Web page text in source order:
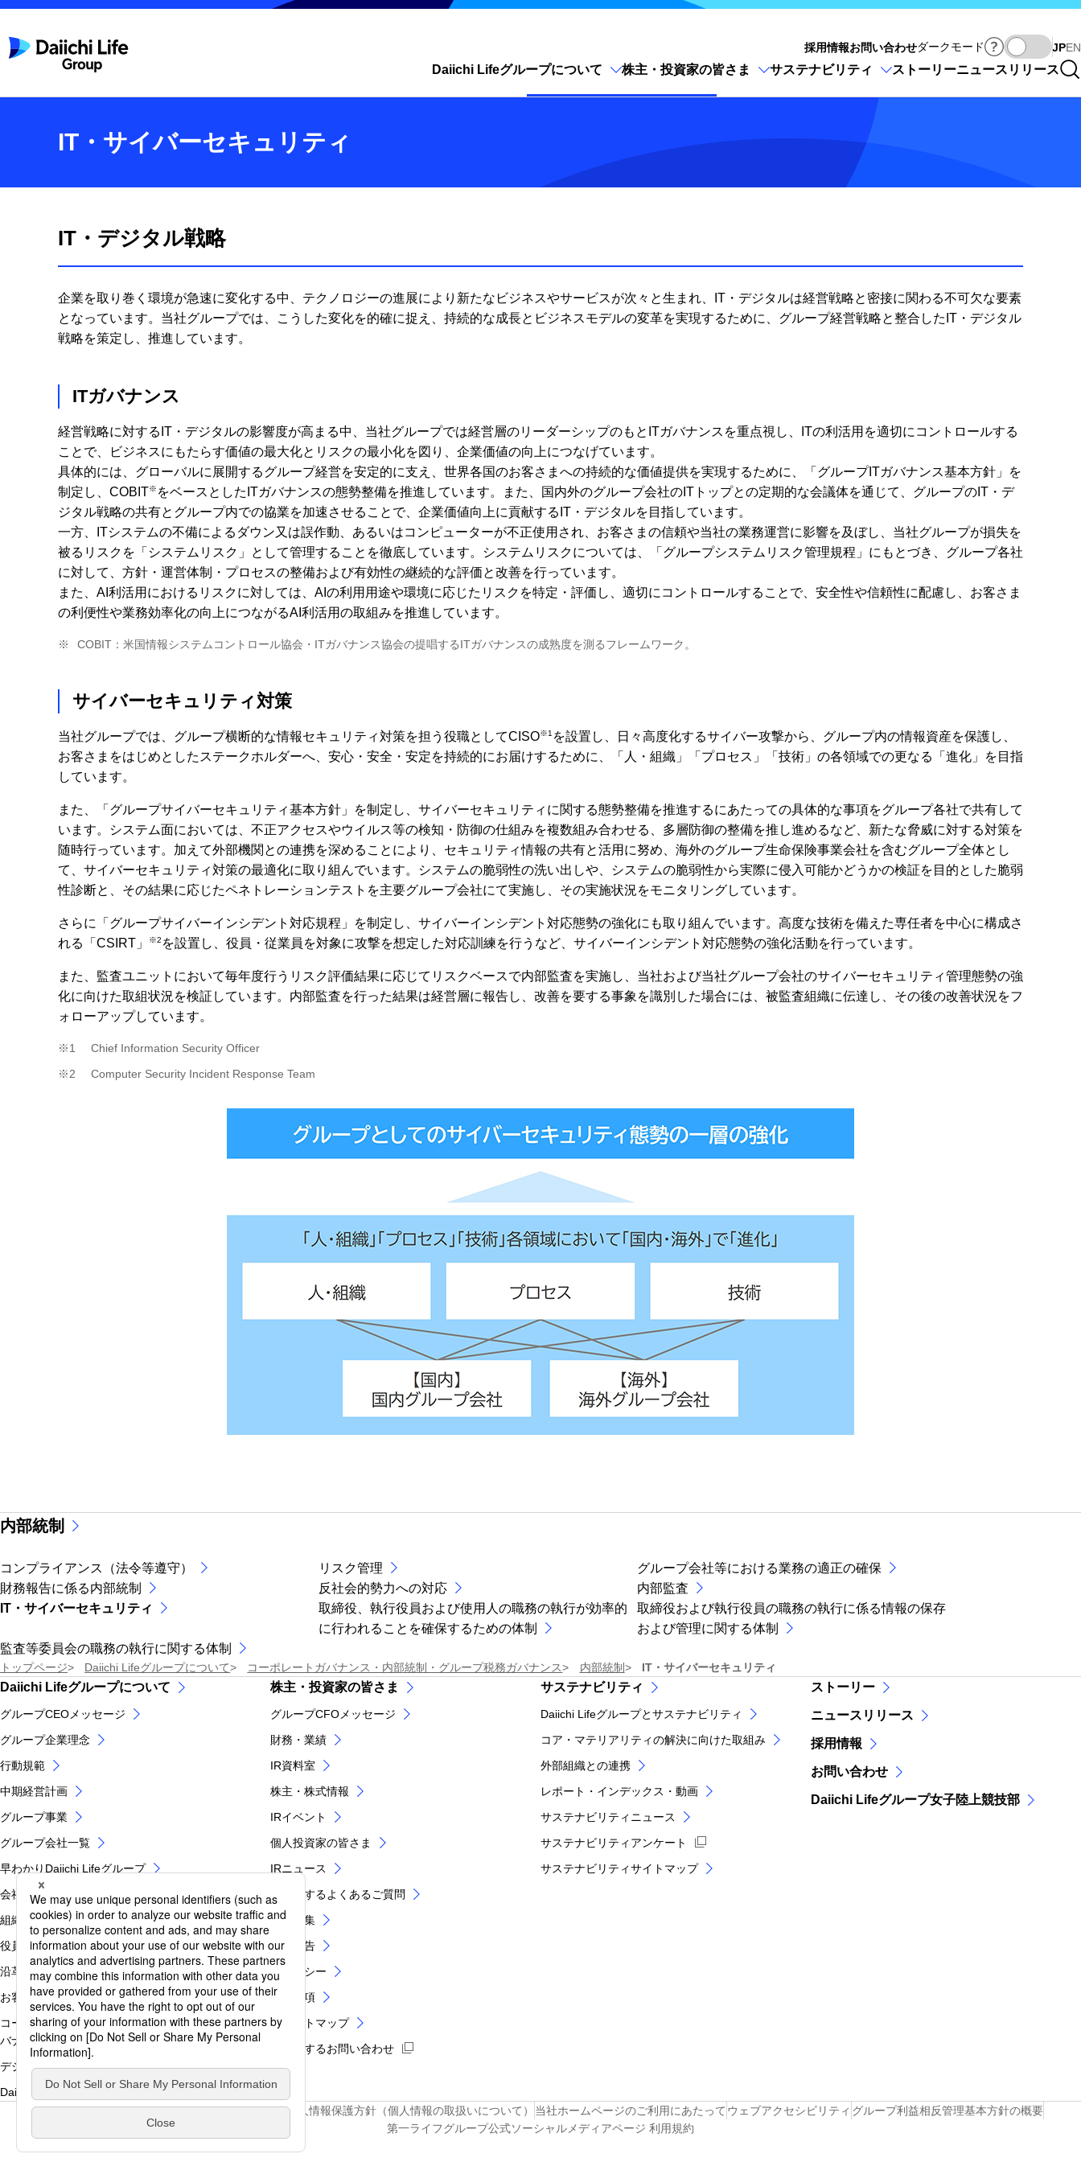
採用情報お問い合わせダークモード JPEN
Daiichi Lifeグループについて 株主・投資家の皆さま サステナビリティ ストーリーニュースリリース
サイト内検索を開く
IT・サイバーセキュリティ
IT・デジタル戦略
企業を取り巻く環境が急速に変化する中、テクノロジーの進展により新たなビジネスやサービスが次々と生まれ、IT・デジタルは経営戦略と密接に関わる不可欠な要素
となっています。当社グループでは、こうした変化を的確に捉え、持続的な成長とビジネスモデルの変革を実現するために、グループ経営戦略と整合したIT・デジタル
戦略を策定し、推進しています。
ITガバナンス
経営戦略に対するIT・デジタルの影響度が高まる中、当社グループでは経営層のリーダーシップのもとITガバナンスを重点視し、ITの利活用を適切にコントロールする
ことで、ビジネスにもたらす価値の最大化とリスクの最小化を図り、企業価値の向上につなげています。
具体的には、グローバルに展開するグループ経営を安定的に支え、世界各国のお客さまへの持続的な価値提供を実現するために、「グループITガバナンス基本方針」を
制定し、COBIT※ をベースとしたITガバナンスの態勢整備を推進しています。また、国内外のグループ会社のITトップとの定期的な会議体を通じて、グループのIT・デ
ジタル戦略の共有とグループ内での協業を加速させることで、企業価値向上に貢献するIT・デジタルを目指しています。
一方、ITシステムの不備によるダウン又は誤作動、あるいはコンピューターが不正使用され、お客さまの信頼や当社の業務運営に影響を及ぼし、当社グループが損失を
被るリスクを「システムリスク」として管理することを徹底しています。システムリスクについては、「グループシステムリスク管理規程」にもとづき、グループ各社
に対して、方針・運営体制・プロセスの整備および有効性の継続的な評価と改善を行っています。
また、AI利活用におけるリスクに対しては、AIの利用用途や環境に応じたリスクを特定・評価し、適切にコントロールすることで、安全性や信頼性に配慮し、お客さま
の利便性や業務効率化の向上につながるAI利活用の取組みを推進しています。
※ COBIT：米国情報システムコントロール協会・ITガバナンス協会の提唱するITガバナンスの成熟度を測るフレームワーク。
サイバーセキュリティ対策
当社グループでは、グループ横断的な情報セキュリティ対策を担う役職としてCISO※1 を設置し、日々高度化するサイバー攻撃から、グループ内の情報資産を保護し、
お客さまをはじめとしたステークホルダーへ、安心・安全・安定を持続的にお届けするために、「人・組織」「プロセス」「技術」の各領域での更なる「進化」を目指
しています。
また、「グループサイバーセキュリティ基本方針」を制定し、サイバーセキュリティに関する態勢整備を推進するにあたっての具体的な事項をグループ各社で共有して
います。システム面においては、不正アクセスやウイルス等の検知・防御の仕組みを複数組み合わせる、多層防御の整備を推し進めるなど、新たな脅威に対する対策を
随時行っています。加えて外部機関との連携を深めることにより、セキュリティ情報の共有と活用に努め、海外のグループ生命保険事業会社を含むグループ全体とし
て、サイバーセキュリティ対策の最適化に取り組んでいます。システムの脆弱性の洗い出しや、システムの脆弱性から実際に侵入可能かどうかの検証を目的とした脆弱
性診断と、その結果に応じたペネトレーションテストを主要グループ会社にて実施し、その実施状況をモニタリングしています。
さらに「グループサイバーインシデント対応規程」を制定し、サイバーインシデント対応態勢の強化にも取り組んでいます。高度な技術を備えた専任者を中心に構成さ
れる「CSIRT」
※2 を設置し、役員・従業員を対象に攻撃を想定した対応訓練を行うなど、サイバーインシデント対応態勢の強化活動を行っています。
また、監査ユニットにおいて毎年度行うリスク評価結果に応じてリスクベースで内部監査を実施し、当社および当社グループ会社のサイバーセキュリティ管理態勢の強
化に向けた取組状況を検証しています。内部監査を行った結果は経営層に報告し、改善を要する事象を識別した場合には、被監査組織に伝達し、その後の改善状況をフ
ォローアップしています。
※1
Chief Information Security Officer
※2
Computer Security Incident Response Team
内部統制
コンプライアンス（法令等遵守） リスク管理
グループ会社等における業務の適正の確保
財務報告に係る内部統制
反社会的勢力への対応
内部監査
IT・サイバーセキュリティ
取締役、執行役員および使用人の職務の執行が効率的
に行われることを確保するための体制
取締役および執行役員の職務の執行に係る情報の保存
および管理に関する体制
監査等委員会の職務の執行に関する体制
トップページ Daiichi Lifeグループについて コーポレートガバナンス・内部統制・グループ税務ガバナンス 内部統制 IT・サイバーセキュリティ
Daiichi Lifeグループについて
グループCEOメッセージ
グループ企業理念
行動規範
中期経営計画
グループ事業
グループ会社一覧
早わかりDaiichi Lifeグループ
会社概要
組織図
役員紹介
沿革
お客さま第一のグループ業務運営方針
コーポレートガバナンス・内部統制・グループ税務ガ
バナンス
デジタルイノベーション
Daiichi Lifeブランド
株主・投資家の皆さま
グループCFOメッセージ
財務・業績
IR資料室
株主・株式情報
IRイベント
個人投資家の皆さま
IRニュース
IRに関するよくあるご質問
IR用語集
電子公告
IRポリシー
免責事項
IRサイトマップ
IRに関するお問い合わせ
サステナビリティ
Daiichi Lifeグループとサステナビリティ
コア・マテリアリティの解決に向けた取組み
外部組織との連携
レポート・インデックス・動画
サステナビリティニュース
サステナビリティアンケート
サステナビリティサイトマップ
ストーリー
ニュースリリース
採用情報
お問い合わせ
Daiichi Lifeグループ女子陸上競技部
サイトマップソーシャルメディア公式アカウント個人情報保護方針（個人情報の取扱いについて） 当社ホームページのご利用にあたって ウェブアクセシビリティ グループ利益相反管理基本方針の概要
第一ライフグループ公式ソーシャルメディアページ 利用規約